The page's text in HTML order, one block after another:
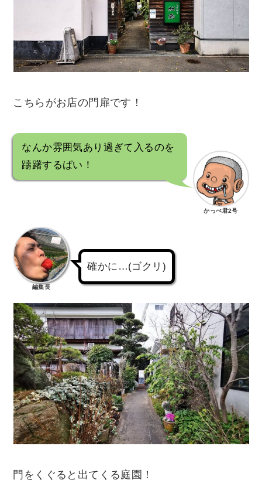
こちらがお店の門扉です！
なんか雰囲気あり過ぎて入るのを
躊躇するばい！
かっぺ君2号
編集長
確かに…(ゴクリ)
門をくぐると出てくる庭園！